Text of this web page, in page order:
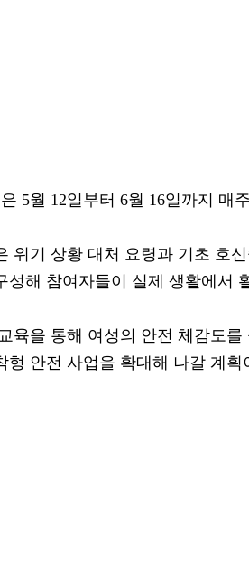
5월 12일부터 6월 16일까지 매
위기 상황 대처 요령과 기초 호
성해 참여자들이 실제 생활에서
육을 통해 여성의 안전 체감도
형 안전 사업을 확대해 나갈 계획